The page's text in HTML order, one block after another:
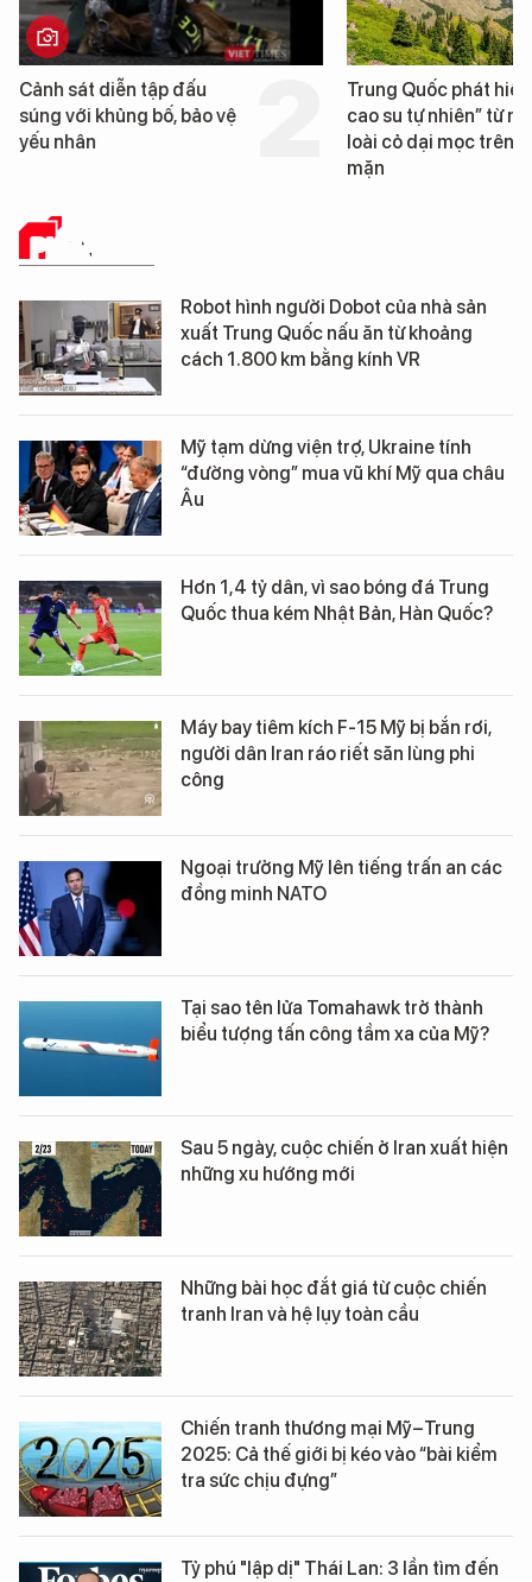
Cảnh sát diễn tập đấu
súng với khủng bố, bảo vệ
yếu nhân
Trung Quốc phát hiện
cao su tự nhiên” từ
loài cỏ dại mọc trên
mặn
PHÂN TÍCH
Robot hình người Dobot của nhà sản
xuất Trung Quốc nấu ăn từ khoảng
cách 1.800 km bằng kính VR
Mỹ tạm dừng viện trợ, Ukraine tính
“đường vòng” mua vũ khí Mỹ qua châu
Âu
Hơn 1,4 tỷ dân, vì sao bóng đá Trung
Quốc thua kém Nhật Bản, Hàn Quốc?
Máy bay tiêm kích F-15 Mỹ bị bắn rơi,
người dân Iran ráo riết săn lùng phi
công
Ngoại trưởng Mỹ lên tiếng trấn an các
đồng minh NATO
Tại sao tên lửa Tomahawk trở thành
biểu tượng tấn công tầm xa của Mỹ?
Sau 5 ngày, cuộc chiến ở Iran xuất hiện
những xu hướng mới
Những bài học đắt giá từ cuộc chiến
tranh Iran và hệ lụy toàn cầu
Chiến tranh thương mại Mỹ–Trung
2025: Cả thế giới bị kéo vào “bài kiểm
tra sức chịu đựng”
Tỷ phú "lập dị" Thái Lan: 3 lần tìm đến